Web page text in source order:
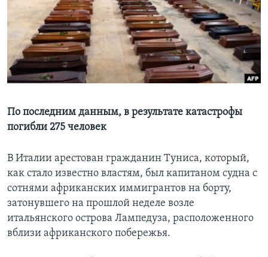
Learning English
СОЦИАЛЬНЫЕ СЕТИ
Языки
По последним данным, в результате катастрофы
погибли 275 человек
В Италии арестован гражданин Туниса, который,
как стало известно властям, был капитаном судна с
сотнями африканских иммигрантов на борту,
затонувшего на прошлой неделе возле
итальянского острова Лампедуза, расположенного
вблизи африканского побережья.